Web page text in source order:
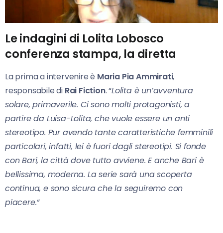
Le indagini di Lolita Lobosco
conferenza stampa, la diretta
La prima a intervenire è Maria Pia Ammirati,
responsabile di Rai Fiction. “Lolita è un’avventura
solare, primaverile. Ci sono molti protagonisti, a
partire da Luisa-Lolita, che vuole essere un anti
stereotipo. Pur avendo tante caratteristiche femminili
particolari, infatti, lei è fuori dagli stereotipi. Si fonde
con Bari, la città dove tutto avviene. E anche Bari è
bellissima, moderna. La serie sarà una scoperta
continua, e sono sicura che la seguiremo con
piacere.”